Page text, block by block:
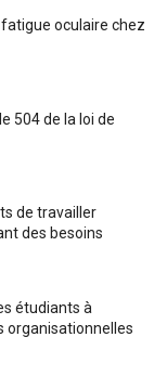
oculaire chez
504 de la loi de
de travailler
des besoins
étudiants à
organisationnelles